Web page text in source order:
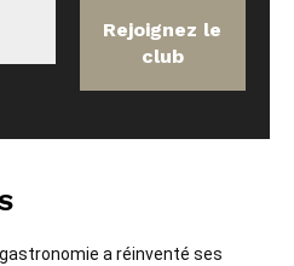
a réinventé ses